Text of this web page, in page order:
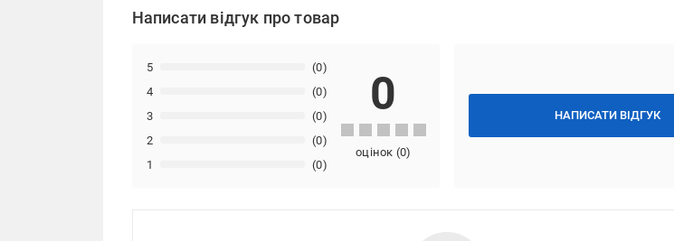
Написати відгук про товар
НАПИСАТИ ВІДГУК
1 (0)
2 (0)
3 (0)
4 (0)
5 (0)
0
оцінок (0)